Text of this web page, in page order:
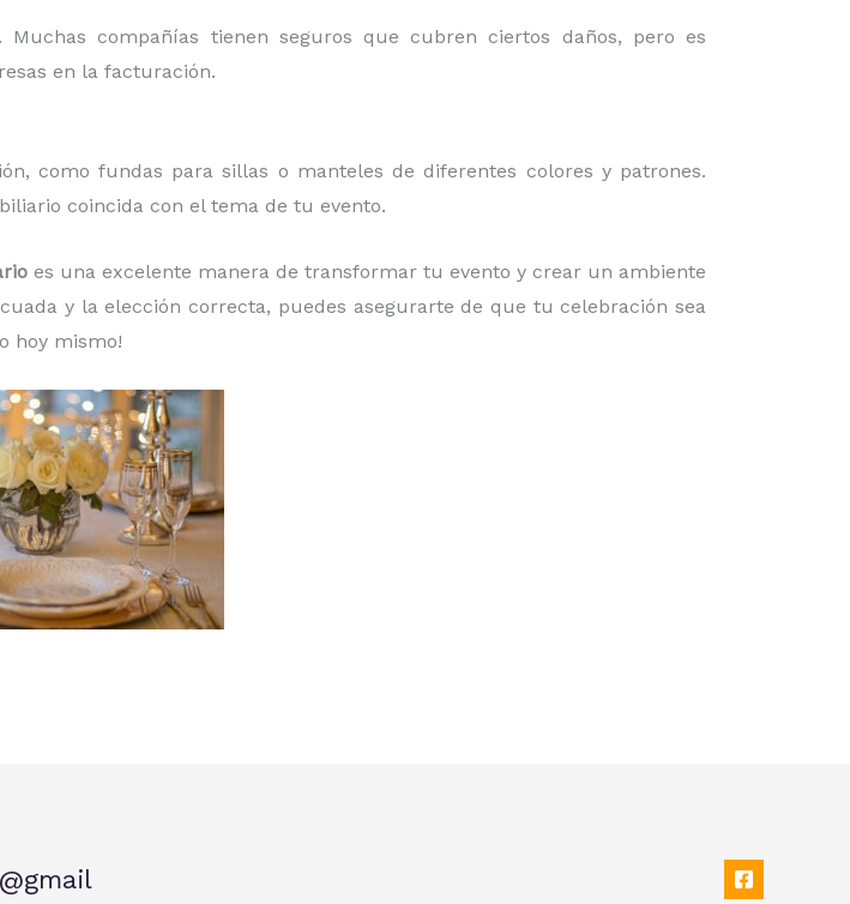
compañías tienen seguros que cubren ciertos daños, pero es
en la facturación.
como fundas para sillas o manteles de diferentes colores y patrones.
coincida con el tema de tu evento.
es una excelente manera de transformar tu evento y crear un ambiente
y la elección correcta, puedes asegurarte de que tu celebración sea
hoy mismo!